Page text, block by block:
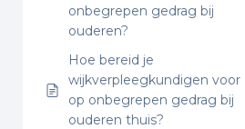
onbegrepen gedrag bij
ouderen?
Hoe bereid je
wijkverpleegkundigen voor
op onbegrepen gedrag bij
ouderen thuis?